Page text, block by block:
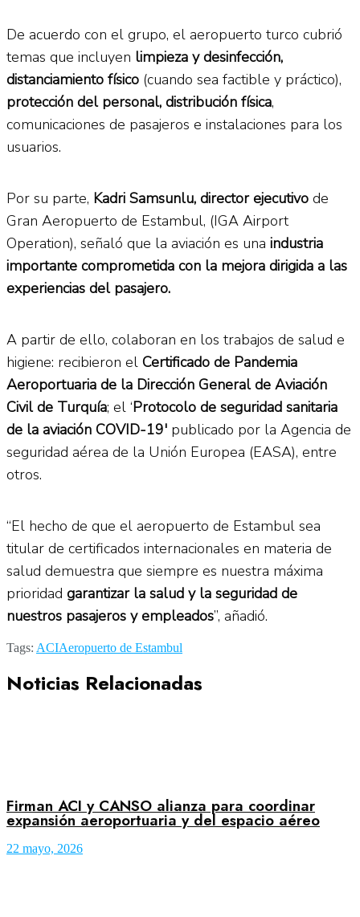
De acuerdo con el grupo, el aeropuerto turco cubrió
temas que incluyen limpieza y desinfección,
distanciamiento físico (cuando sea factible y práctico),
protección del personal, distribución física,
comunicaciones de pasajeros e instalaciones para los
usuarios.
Por su parte, Kadri Samsunlu, director ejecutivo de
Gran Aeropuerto de Estambul, (IGA Airport
Operation), señaló que la aviación es una industria
importante comprometida con la mejora dirigida a las
experiencias del pasajero.
A partir de ello, colaboran en los trabajos de salud e
higiene: recibieron el Certificado de Pandemia
Aeroportuaria de la Dirección General de Aviación
Civil de Turquía; el ‘Protocolo de seguridad sanitaria
de la aviación COVID-19′ publicado por la Agencia de
seguridad aérea de la Unión Europea (EASA), entre
otros.
“El hecho de que el aeropuerto de Estambul sea
titular de certificados internacionales en materia de
salud demuestra que siempre es nuestra máxima
prioridad garantizar la salud y la seguridad de
nuestros pasajeros y empleados”, añadió.
Tags: ACIAeropuerto de Estambul
Noticias Relacionadas
Firman ACI y CANSO alianza para coordinar
expansión aeroportuaria y del espacio aéreo
22 mayo, 2026